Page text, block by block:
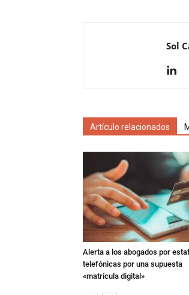
Sol
Artículo relacionados
Alerta a los abogados por
telefónicas por una supuesta
«matrícula digital»